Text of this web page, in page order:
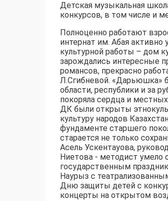
Детская музыкальная
конкурсов, в том числе и
Полноценно работают
интернат им. Абая активно
культурной работы – дом
зарождались интересные
романсов, прекрасно
Л.Сгибневой. «Дарьюшка»
области, республики и за
покоряла сердца и
ДК были открыты
культуру народов
фундаменте старшего
старается не только
Асель Ускентауова,
Ниетова - методист умело
государственным
Наурыз с
Дню защиты детей с
концерты на открытом